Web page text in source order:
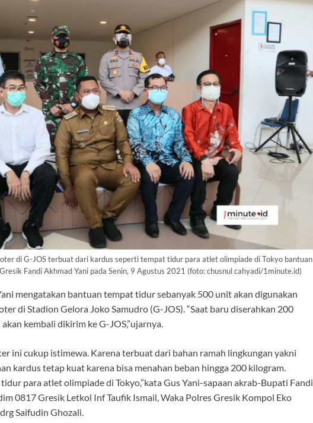
di G-JOS terbuat dari kardus seperti tempat tidur para atlet olimpiade di Tokyo bantuan
Fandi Akhmad Yani pada Senin, 9 Agustus 2021 (foto: chusnul cahyadi/1minute.id)
mengatakan bantuan tempat tidur sebanyak 500 unit akan digunakan
di Stadion Gelora Joko Samudro (G-JOS). “Saat baru diserahkan 200
kembali dikirim ke G-JOS,”ujarnya.
ini cukup istimewa. Karena terbuat dari bahan ramah lingkungan yakni
kardus tetap kuat karena bisa menahan beban hingga 200 kilogram.
para atlet olimpiade di Tokyo,”kata Gus Yani-sapaan akrab-Bupati Fandi
0817 Gresik Letkol Inf Taufik Ismail, Waka Polres Gresik Kompol Eko
Saifudin Ghozali.